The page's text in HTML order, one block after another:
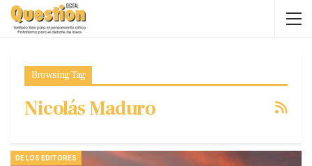
Browsing Tag
Nicolás Maduro
DE LOS EDITORES